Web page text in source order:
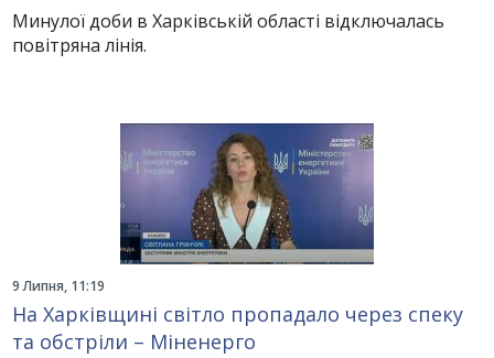
Минулої доби в Харківській області відключалась
повітряна лінія.
9 Липня, 11:19
На Харківщині світло пропадало через спеку
та обстріли – Міненерго